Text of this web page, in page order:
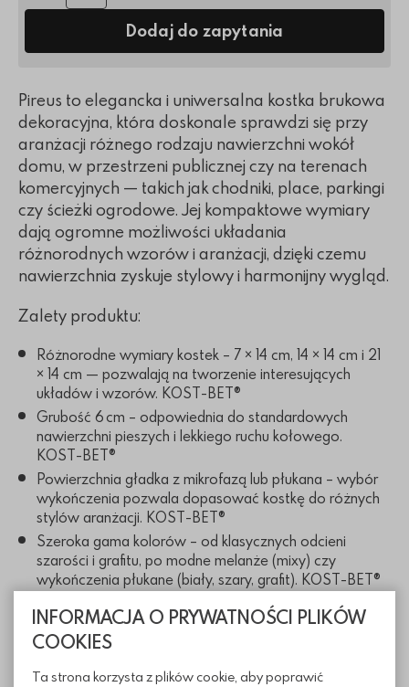
INFORMACJA O PRYWATNOŚCI PLIKÓW
COOKIES
Ta strona korzysta z plików cookie, aby poprawić
Dodaj do zapytania
Pireus to elegancka i uniwersalna kostka brukowa
dekoracyjna, która doskonale sprawdzi się przy
aranżacji różnego rodzaju nawierzchni wokół
domu, w przestrzeni publicznej czy na terenach
komercyjnych — takich jak chodniki, place, parkingi
czy ścieżki ogrodowe. Jej kompaktowe wymiary
dają ogromne możliwości układania
różnorodnych wzorów i aranżacji, dzięki czemu
nawierzchnia zyskuje stylowy i harmonijny wygląd.
Zalety produktu:
Różnorodne wymiary kostek – 7 × 14 cm, 14 × 14 cm i 21
× 14 cm — pozwalają na tworzenie interesujących
układów i wzorów. KOST-BET®
Grubość 6 cm – odpowiednia do standardowych
nawierzchni pieszych i lekkiego ruchu kołowego.
KOST-BET®
Powierzchnia gładka z mikrofazą lub płukana – wybór
wykończenia pozwala dopasować kostkę do różnych
stylów aranżacji. KOST-BET®
Szeroka gama kolorów – od klasycznych odcieni
szarości i grafitu, po modne melanże (mixy) czy
wykończenia płukane (biały, szary, grafit). KOST-BET®
Estetyka i funkcjonalność – drobne wymiary i proste
krawędzie sprawiają, że kostka tworzy schludną, równą
nawierzchnię z wyraźnym rytmem.